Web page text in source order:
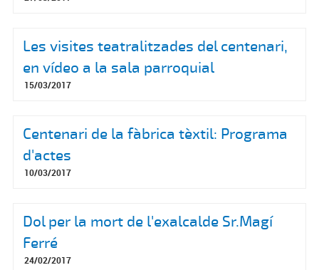
Les visites teatralitzades del centenari,
en vídeo a la sala parroquial
15/03/2017
Centenari de la fàbrica tèxtil: Programa
d'actes
10/03/2017
Dol per la mort de l'exalcalde Sr.Magí
Ferré
24/02/2017